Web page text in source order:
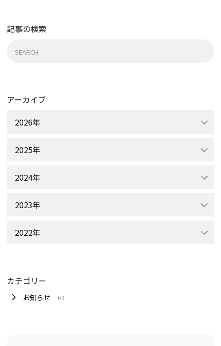
ビ
ゲー
ショ
ン
記事の検索
アーカイブ
2026年
2025年
2024年
2023年
2022年
カテゴリー
お知らせ 69